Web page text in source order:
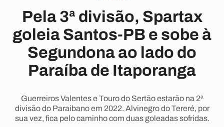
Pela 3ª divisão, Spartax
goleia Santos-PB e sobe à
Segundona ao lado do
Paraíba de Itaporanga
Guerreiros Valentes e Touro do Sertão estarão na 2ª
divisão do Paraibano em 2022. Alvinegro do Tereré, por
sua vez, fica pelo caminho com duas goleadas sofridas.